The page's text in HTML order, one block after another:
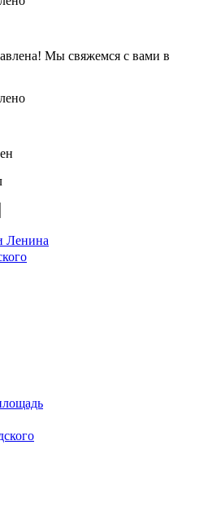
Мы свяжемся с вами в
Ленина